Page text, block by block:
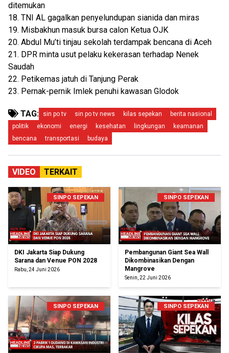
ditemukan
18. TNI AL gagalkan penyelundupan sianida dan miras
19. Misbakhun masuk bursa calon Ketua OJK
20. Abdul Mu’ti tinjau sekolah terdampak bencana di Aceh
21. DPR minta usut pelaku kekerasan terhadap Nenek
Saudah
22. Petikemas jatuh di Tanjung Perak
23. Pernak-pernik Imlek penuhi kawasan Glodok
TAG: sin po tv sin po tv news kilas sepekan
berita nasional
politik
ekonomi energi kesehatan lingkungan
keamanan
bencana
transportasi budaya
VIDEO TERKAIT
SINPO SEPEKAN
DKI Jakarta Siap Dukung
Sarana dan Venue PON 2028
Rabu, 24 Juni 2026
SINPO SEPEKAN
Pembangunan Giant Sea Wall
Dikombinasikan Dengan
Mangrove
Senin, 22 Juni 2026
SINPO SEPEKAN SINPO SEPEKAN